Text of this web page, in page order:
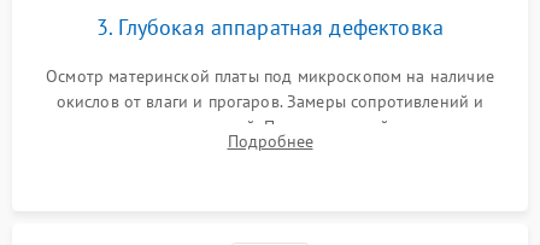
3. Глубокая аппаратная дефектовка
Осмотр материнской платы под микроскопом на наличие
окислов от влаги и прогаров. Замеры сопротивлений и
дежурных напряжений. Проверка цепей питания,
мультиконтроллера, процессора и видеочипа.
Подробнее